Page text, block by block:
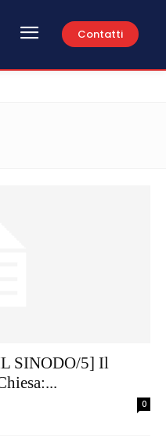
Contatti
SINODO/5] Il
0